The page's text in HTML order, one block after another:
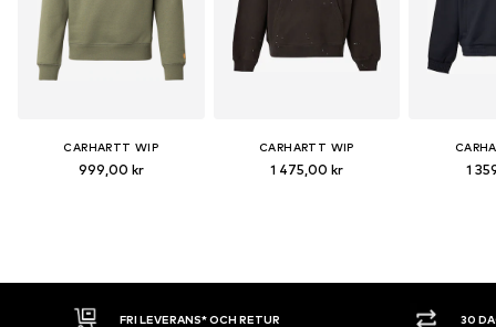
CARHARTT WIP
999,00 kr
CARHARTT WIP
1 475,00 kr 1
30 DAGARS ÖPPET KÖP